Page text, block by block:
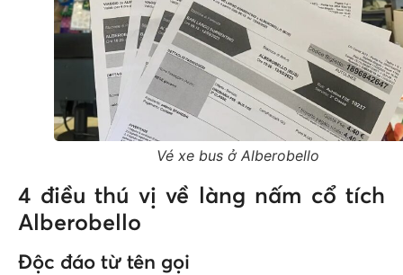
Vé xe bus ở Alberobello
4 điều thú vị về làng nấm cổ tích
Alberobello
Độc đáo từ tên gọi